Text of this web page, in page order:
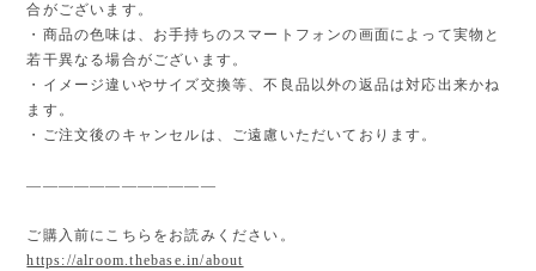
合がございます。
・商品の色味は、お手持ちのスマートフォンの画面によって実物と
若干異なる場合がございます。
・イメージ違いやサイズ交換等、不良品以外の返品は対応出来かね
ます。
・ご注文後のキャンセルは、ご遠慮いただいております。
————————————
ご購入前にこちらをお読みください。
https://alroom.thebase.in/about